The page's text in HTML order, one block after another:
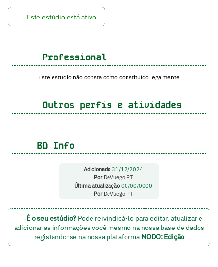
Este estúdio está ativo
Professional
Este estudio não consta como constituído legalmente
Outros perfis e atividades
BD Info
Adicionado 31/12/2024
PorDeVuego PT
Última atualização 00/00/0000
PorDeVuego PT
É o seu estúdio?Pode reivindicá-lo para editar, atualizar e
adicionar as informações você mesmo na nossa base de dados
registando-se na nossa plataforma MODO: Edição